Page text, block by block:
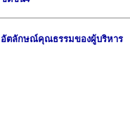
อัตลักษณ์คุณธรรมของผู้บริหาร